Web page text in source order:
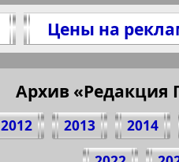
Цены на
Архив «Редакция
2012 2013 2014
стр. газеты
чтобы